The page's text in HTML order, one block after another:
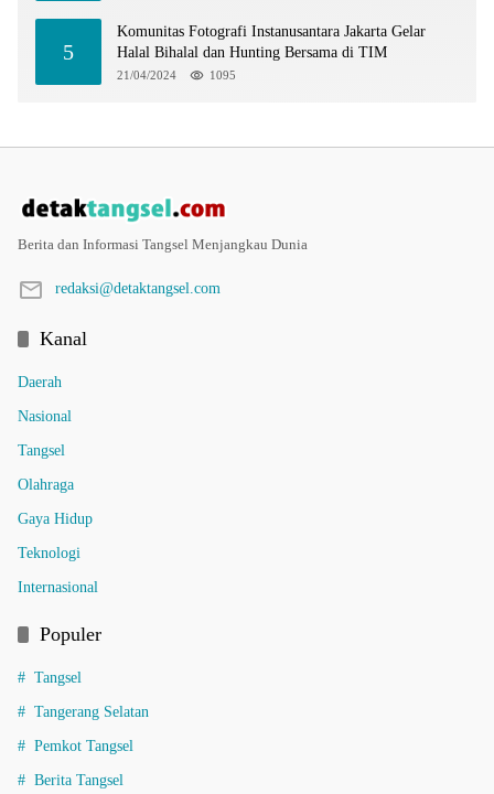
5
Komunitas Fotografi Instanusantara Jakarta Gelar
Halal Bihalal dan Hunting Bersama di TIM
21/04/2024 1095
Berita dan Informasi Tangsel Menjangkau Dunia
redaksi@detaktangsel.com
Kanal
Daerah
Nasional
Tangsel
Olahraga
Gaya Hidup
Teknologi
Internasional
Populer
Tangsel
Tangerang Selatan
Pemkot Tangsel
Berita Tangsel